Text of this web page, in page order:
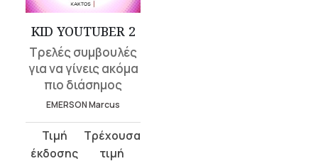
KID YOUTUBER 2
Τρελές συμβουλές
για να γίνεις ακόμα
πιο διάσημος
EMERSON Marcus
Original
price
τρέχουσα